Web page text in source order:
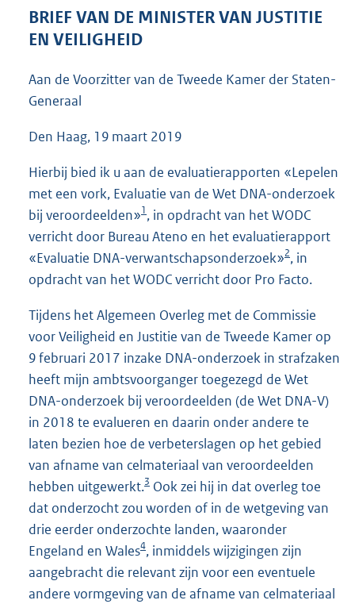
e
5
BRIEF VAN DE MINISTER VAN JUSTITIE
EN VEILIGHEID
Aan de Voorzitter van de Tweede Kamer der Staten-
Generaal
Den Haag, 19 maart 2019
Hierbij bied ik u aan de evaluatierapporten «Lepelen
met een vork, Evaluatie van de Wet DNA-onderzoek
bij veroordeelden»1, in opdracht van het WODC
verricht door Bureau Ateno en het evaluatierapport
«Evaluatie DNA-verwantschapsonderzoek»2, in
opdracht van het WODC verricht door Pro Facto.
Tijdens het Algemeen Overleg met de Commissie
voor Veiligheid en Justitie van de Tweede Kamer op
9 februari 2017 inzake DNA-onderzoek in strafzaken
heeft mijn ambtsvoorganger toegezegd de Wet
DNA-onderzoek bij veroordeelden (de Wet DNA-V)
in 2018 te evalueren en daarin onder andere te
laten bezien hoe de verbeterslagen op het gebied
van afname van celmateriaal van veroordeelden
hebben uitgewerkt.3 Ook zei hij in dat overleg toe
dat onderzocht zou worden of in de wetgeving van
drie eerder onderzochte landen, waaronder
Engeland en Wales4, inmiddels wijzigingen zijn
aangebracht die relevant zijn voor een eventuele
andere vormgeving van de afname van celmateriaal